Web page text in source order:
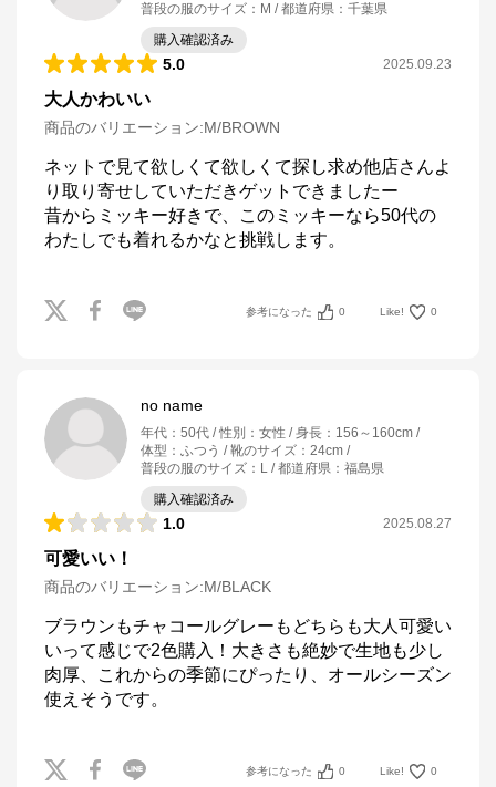
普段の服のサイズ ： M 都道府県 ： 千葉県
購入確認済み
5.0 2025.09.23
大人かわいい
商品のバリエーション:M/BROWN
ネットで見て欲しくて欲しくて探し求め他店さんよ
り取り寄せしていただきゲットできましたー
昔からミッキー好きで、このミッキーなら50代の
わたしでも着れるかなと挑戦します。
参考になった 0 Like! 0
no name
年代 ： 50代 性別 ： 女性 身長 ： 156～160cm
体型 ： ふつう 靴のサイズ ： 24cm
普段の服のサイズ ： L 都道府県 ： 福島県
購入確認済み
1.0 2025.08.27
可愛いい！
商品のバリエーション:M/BLACK
ブラウンもチャコールグレーもどちらも大人可愛い
いって感じで2色購入！大きさも絶妙で生地も少し
肉厚、これからの季節にぴったり、オールシーズン
使えそうです。
参考になった 0 Like! 0